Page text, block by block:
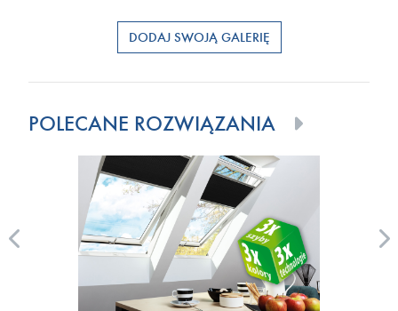
DODAJ SWOJĄ GALERIĘ
POLECANE ROZWIĄZANIA